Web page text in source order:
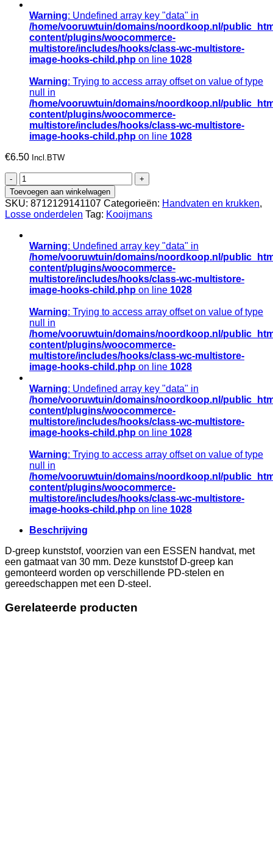
Warning: Undefined array key "data" in
/home/vooruwtuin/domains/noordkoop.nl/
content/plugins/woocommerce-
multistore/includes/hooks/class-wc-multistore-
image-hooks-child.php on line 1028
Warning: Trying to access array offset on value of type
null in
/home/vooruwtuin/domains/noordkoop.nl/
content/plugins/woocommerce-
multistore/includes/hooks/class-wc-multistore-
image-hooks-child.php on line 1028
€6.50 Incl.BTW
D-
greep
kunststof
blauw
met
houten
handvat,
gatmaat
30mm
aantal
Toevoegen aan winkelwagen
SKU: 8712129141107 Categorieën: Handvaten en krukken,
Losse onderdelen Tag: Kooijmans
Warning: Undefined array key "data" in
/home/vooruwtuin/domains/noordkoop.nl/
content/plugins/woocommerce-
multistore/includes/hooks/class-wc-multistore-
image-hooks-child.php on line 1028
Warning: Trying to access array offset on value of type
null in
/home/vooruwtuin/domains/noordkoop.nl/
content/plugins/woocommerce-
multistore/includes/hooks/class-wc-multistore-
image-hooks-child.php on line 1028
Warning: Undefined array key "data" in
/home/vooruwtuin/domains/noordkoop.nl/
content/plugins/woocommerce-
multistore/includes/hooks/class-wc-multistore-
image-hooks-child.php on line 1028
Warning: Trying to access array offset on value of type
null in
/home/vooruwtuin/domains/noordkoop.nl/
content/plugins/woocommerce-
multistore/includes/hooks/class-wc-multistore-
image-hooks-child.php on line 1028
Beschrijving
D-greep kunststof, voorzien van een ESSEN handvat, met
een gatmaat van 30 mm. Deze kunststof D-greep kan
gemonteerd worden op verschillende PD-stelen en
gereedschappen met een D-steel.
Gerelateerde producten